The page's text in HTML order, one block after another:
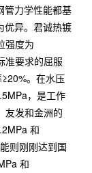
管力学性能都基
优异。君诚热镀
强度为
准要求的屈服
。在水压
，是工作
友发和金洲的
和
则刚刚达到国
和